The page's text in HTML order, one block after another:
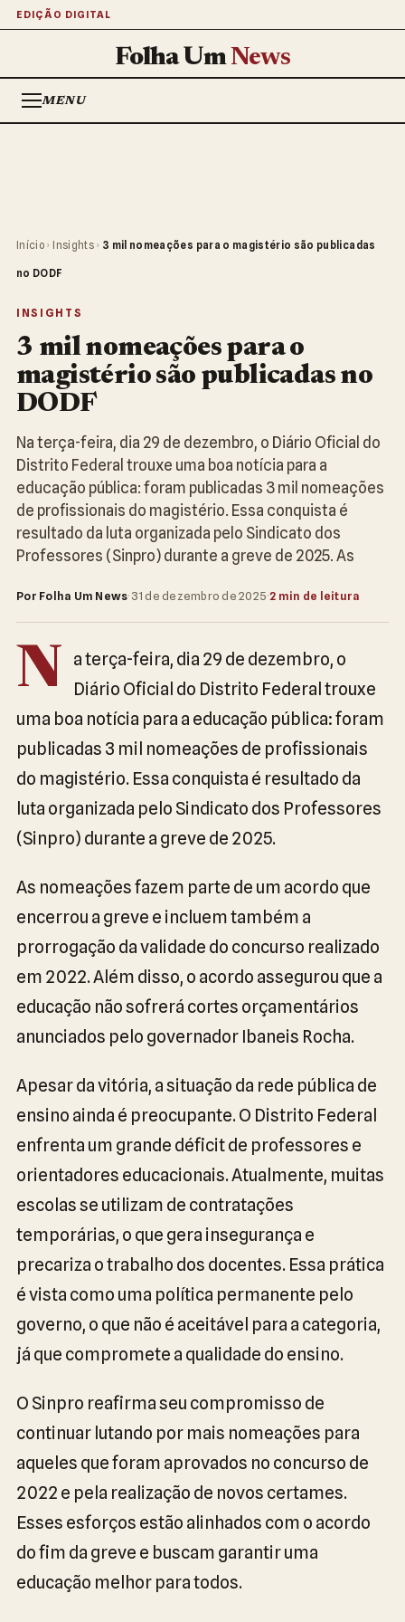
EDIÇÃO DIGITAL
Folha UmNews
MENU
Início › Insights › 3 mil nomeações para o magistério são publicadas
no DODF
INSIGHTS
3 mil nomeações para o
magistério são publicadas no
DODF
Na terça-feira, dia 29 de dezembro, o Diário Oficial do
Distrito Federal trouxe uma boa notícia para a
educação pública: foram publicadas 3 mil nomeações
de profissionais do magistério. Essa conquista é
resultado da luta organizada pelo Sindicato dos
Professores (Sinpro) durante a greve de 2025. As
Por Folha Um News· 31 de dezembro de 2025·2 min de leitura
N
a terça-feira, dia 29 de dezembro, o
Diário Oficial do Distrito Federal trouxe
uma boa notícia para a educação pública: foram
publicadas 3 mil nomeações de profissionais
do magistério. Essa conquista é resultado da
luta organizada pelo Sindicato dos Professores
(Sinpro) durante a greve de 2025.
As nomeações fazem parte de um acordo que
encerrou a greve e incluem também a
prorrogação da validade do concurso realizado
em 2022. Além disso, o acordo assegurou que a
educação não sofrerá cortes orçamentários
anunciados pelo governador Ibaneis Rocha.
Apesar da vitória, a situação da rede pública de
ensino ainda é preocupante. O Distrito Federal
enfrenta um grande déficit de professores e
orientadores educacionais. Atualmente, muitas
escolas se utilizam de contratações
temporárias, o que gera insegurança e
precariza o trabalho dos docentes. Essa prática
é vista como uma política permanente pelo
governo, o que não é aceitável para a categoria,
já que compromete a qualidade do ensino.
O Sinpro reafirma seu compromisso de
continuar lutando por mais nomeações para
aqueles que foram aprovados no concurso de
2022 e pela realização de novos certames.
Esses esforços estão alinhados com o acordo
do fim da greve e buscam garantir uma
educação melhor para todos.